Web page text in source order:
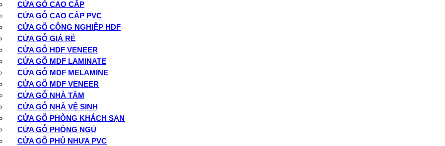
CỬA GỖ CAO CẤP
CỬA GỖ CAO CẤP PVC
CỬA GỖ CÔNG NGHIỆP HDF
CỬA GỖ GIÁ RẺ
CỬA GỖ HDF VENEER
CỬA GỖ MDF LAMINATE
CỬA GỖ MDF MELAMINE
CỬA GỖ MDF VENEER
CỬA GỖ NHÀ TẮM
CỬA GỖ NHÀ VỆ SINH
CỬA GỖ PHÒNG KHÁCH SẠN
CỬA GỖ PHÒNG NGỦ
CỬA GỖ PHỦ NHỰA PVC